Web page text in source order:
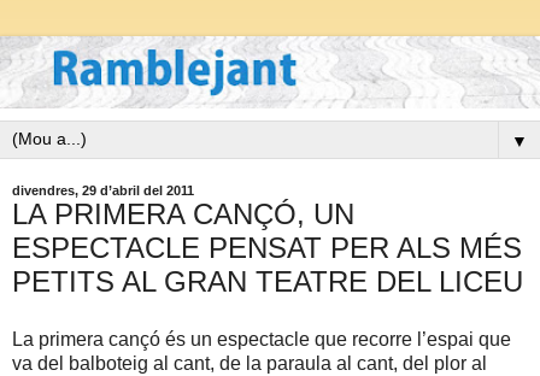
▼
divendres, 29 d’abril del 2011
LA PRIMERA CANÇÓ, UN
ESPECTACLE PENSAT PER ALS MÉS
PETITS AL GRAN TEATRE DEL LICEU
La primera cançó és un espectacle que recorre l’espai que
va del balboteig al cant, de la paraula al cant, del plor al